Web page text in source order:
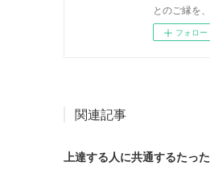
とのご縁を
フォロー
関連記事
上達する人に共通するたっ